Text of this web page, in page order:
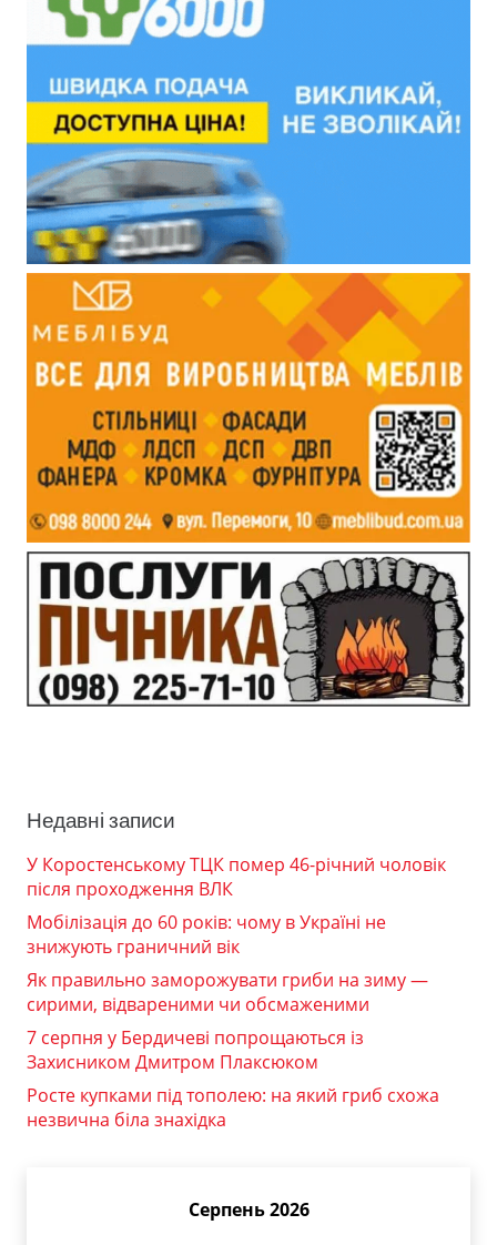
Недавні записи
У Коростенському ТЦК помер 46-річний чоловік
після проходження ВЛК
Мобілізація до 60 років: чому в Україні не
знижують граничний вік
Як правильно заморожувати гриби на зиму —
сирими, відвареними чи обсмаженими
7 серпня у Бердичеві попрощаються із
Захисником Дмитром Плаксюком
Росте купками під тополею: на який гриб схожа
незвична біла знахідка
Серпень 2026